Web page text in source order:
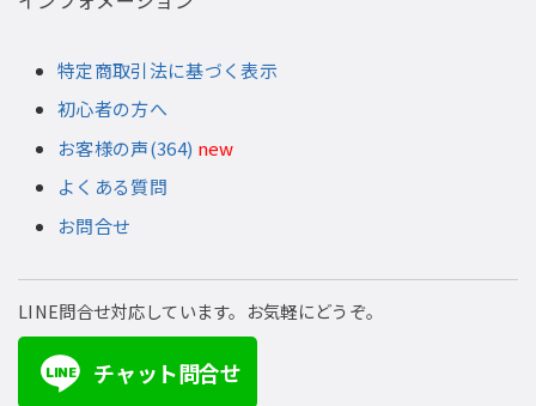
特定商取引法に基づく表示
初心者の方へ
お客様の声(364) new
よくある質問
お問合せ
LINE問合せ対応しています。お気軽にどうぞ。
LINE チャット問合せ